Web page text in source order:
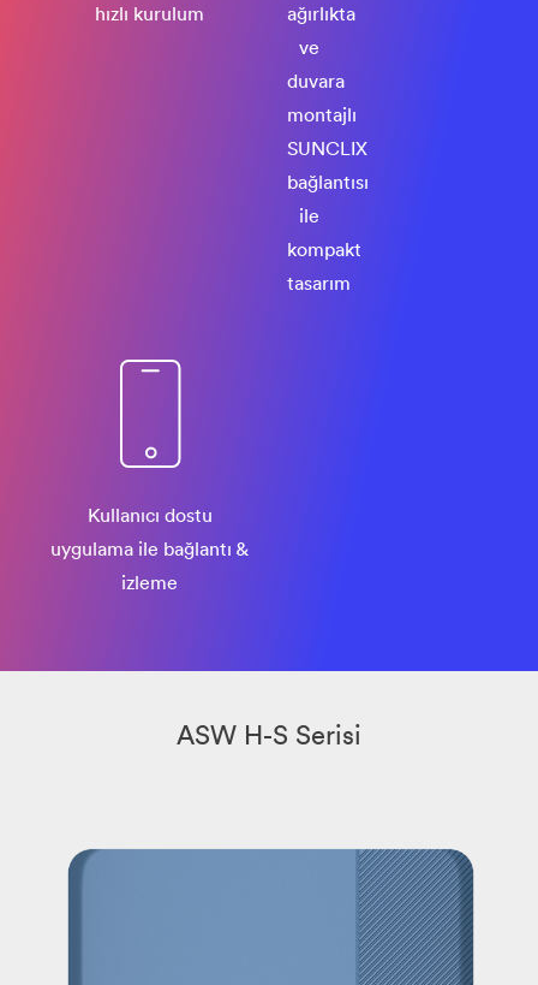
hızlı kurulum
ağırlıkta
ve
duvara
montajlı
SUNCLIX
bağlantısı
ile
kompakt
tasarım
Kullanıcı dostu
uygulama ile bağlantı &
izleme
ASW H-S Serisi